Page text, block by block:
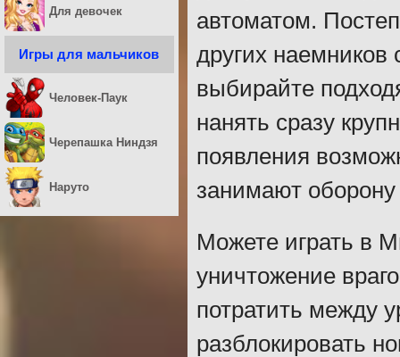
автоматом.
других
выбирайте
нанять сразу
появления
занимают
Можете играть в
уничтожение
потратить между
разблокировать
Для девочек
Игры для мальчиков
Человек-Паук
Черепашка Ниндзя
Наруто